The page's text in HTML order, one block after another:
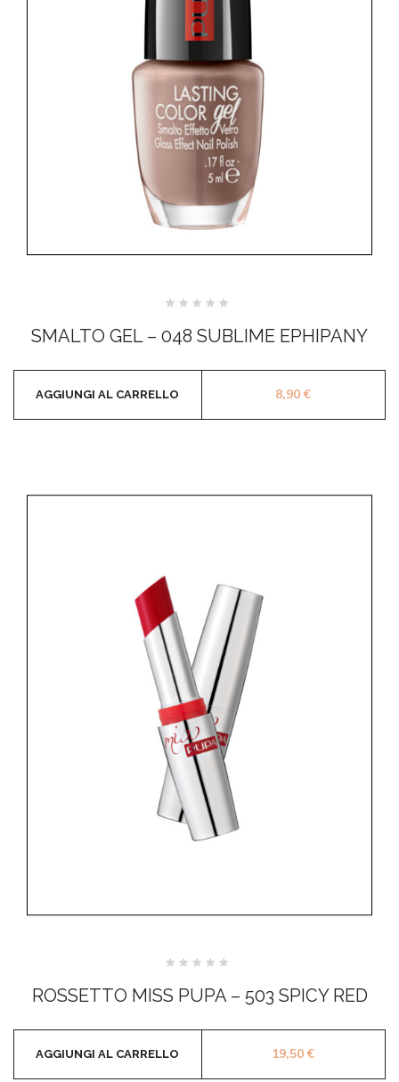
su
5
SMALTO GEL – 048 SUBLIME EPHIPANY
8,90€
AGGIUNGI AL CARRELLO
su
5
ROSSETTO MISS PUPA – 503 SPICY RED
19,50€
AGGIUNGI AL CARRELLO